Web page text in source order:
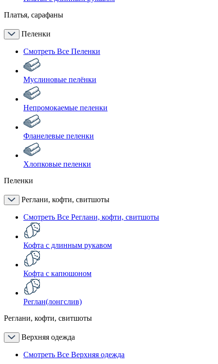
Платья, сарафаны
Пеленки
Смотреть Все Пеленки
Муслиновые пелёнки
Непромокаемые пеленки
Фланелевые пеленки
Хлопковые пеленки
Пеленки
Реглани, кофти, свитшоты
Смотреть Все Реглани, кофти, свитшоты
Кофта с длинным рукавом
Кофта с капюшоном
Реглан(лонгслив)
Реглани, кофти, свитшоты
Верхняя одежда
Смотреть Все Верхняя одежда